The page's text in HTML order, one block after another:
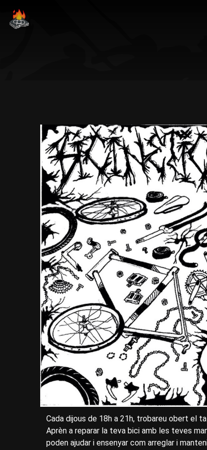
Cada dijous de 18h a 21h, trobareu obert el
Aprèn a reparar la teva bici amb les teves
poden ajudar i ensenyar com arreglar i